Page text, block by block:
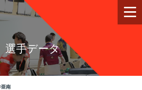
選手データ
亜南